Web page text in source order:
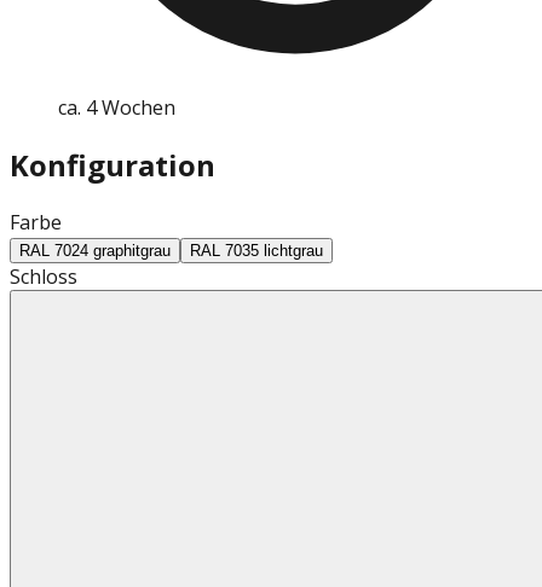
ca. 4 Wochen
Konfiguration
Farbe
RAL 7024 graphitgrau RAL 7035 lichtgrau
Schloss